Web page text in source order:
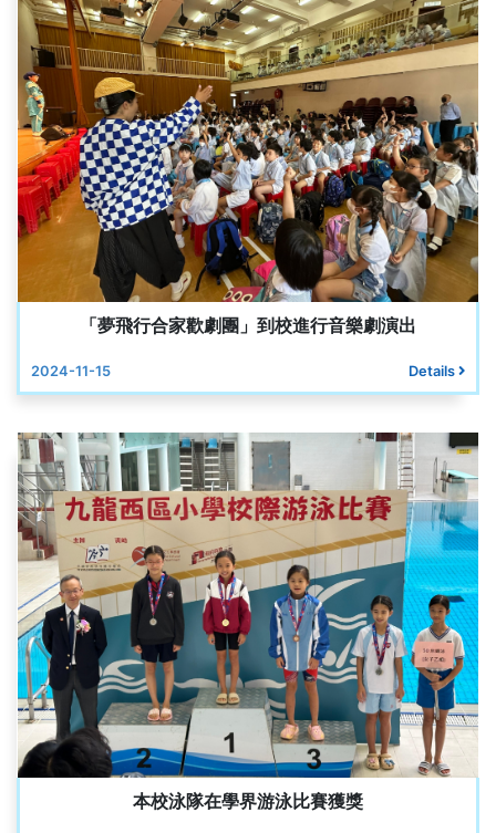
「夢飛行合家歡劇團」到校進行音樂劇演出
2024-11-15 Details
本校泳隊在學界游泳比賽獲獎